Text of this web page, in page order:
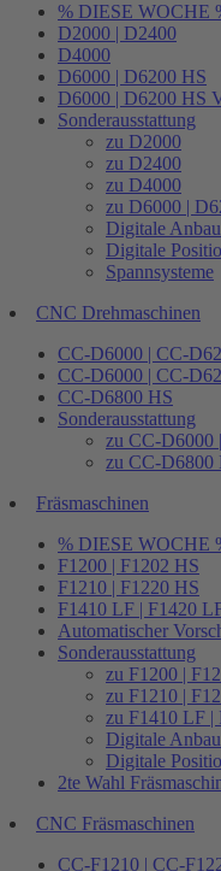
% DIESE WOCHE
D2000 | D2400
D4000
D6000 | D6200 HS
D6000 | D6200 HS
Sonderausstattung
zu D2000
zu D2400
zu D4000
zu D6000 |
Digitale
Digitale
Spannsysteme
CNC Drehmaschinen
CC-D6000 | CC-
CC-D6000 | CC-
CC-D6800 HS
Sonderausstattung
zu CC-D6000
zu CC-D6800
Fräsmaschinen
% DIESE WOCHE
F1200 | F1202 HS
F1210 | F1220 HS
F1410 LF | F1420
Automatischer
Sonderausstattung
zu F1200 |
zu F1210 |
zu F1410 LF |
Digitale
Digitale
2te Wahl
CNC Fräsmaschinen
CC-F1210 | CC-